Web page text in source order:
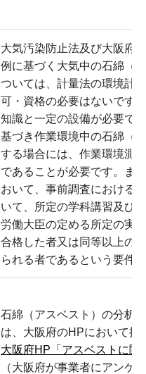
大気汚染防止法及び大阪府
例に基づく大気中の石綿（
ついては、計量法の環境計
可・資格の必要はないです
知識と一定の設備が必要で
基づき作業環境中の石綿（
する場合には、作業環境測
であることが必要です。ま
おいて、事前調査における
いて、所定の学科講習及び
労働大臣の定める所定の実
合格した者又は同等以上の
られる者であるという要件
石綿（アスベスト）の分析
は、大阪府のHPにおいて掲
大阪府HP「アスベストに関
（大阪府が事業者にアンケ